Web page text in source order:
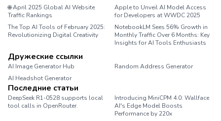
🌐 April 2025 Global AI Website
Traffic Rankings
Apple to Unveil AI Model Access
for Developers at WWDC 2025
The Top AI Tools of February 2025:
Revolutionizing Digital Creativity
NotebookLM Sees 56% Growth in
Monthly Traffic Over 6 Months: Key
Insights for AI Tools Enthusiasts
Дружеские ссылки
AI Image Generator Hub
Random Address Generator
AI Headshot Generator
Последние статьи
DeepSeek R1-0528 supports local
tool calls in OpenRouter.
Introducing MiniCPM 4.0: Wallface
AI's Edge Model Boosts
Performance by 220x